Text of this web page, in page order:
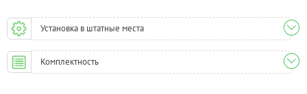
Установка в штатные места
Комплектность